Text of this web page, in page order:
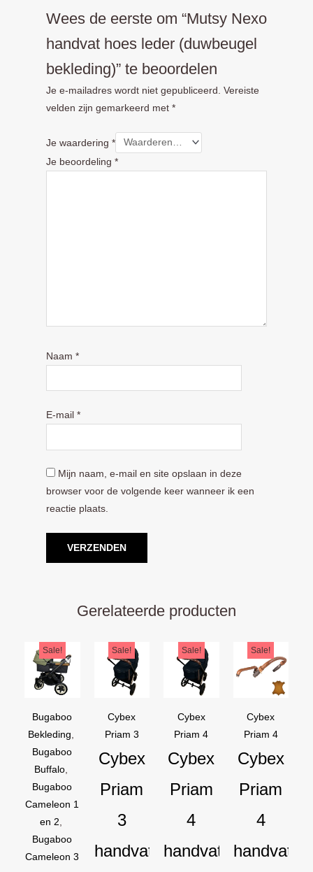
Wees de eerste om “Mutsy Nexo
handvat hoes leder (duwbeugel
bekleding)” te beoordelen
Je e-mailadres wordt niet gepubliceerd.
Vereiste
velden zijn gemarkeerd met *
Je waardering *
Je beoordeling *
Naam *
E-mail *
Mijn naam, e-mail en site opslaan in deze
browser voor de volgende keer wanneer ik een
reactie plaats.
Gerelateerde producten
Sale!
Bugaboo
Bekleding
Bugaboo
Buffalo,
Bugaboo
Cameleon 1
en 2
Bugaboo
Cameleon 3
Oorspronkelijke
prijs
prijs
Sale!
Cybex
Priam 3
Cybex
Priam
3
handvat
Oorspronkelijke
prijs
Huidige
prijs
Sale!
Cybex
Priam 4
Cybex
Priam
4
handvat
Oorspronkelijke
prijs
was:
Huidige
prijs
is:
Sale!
Cybex
Priam 4
Cybex
Priam
4
handvat
prijs
was:
prijs
is: